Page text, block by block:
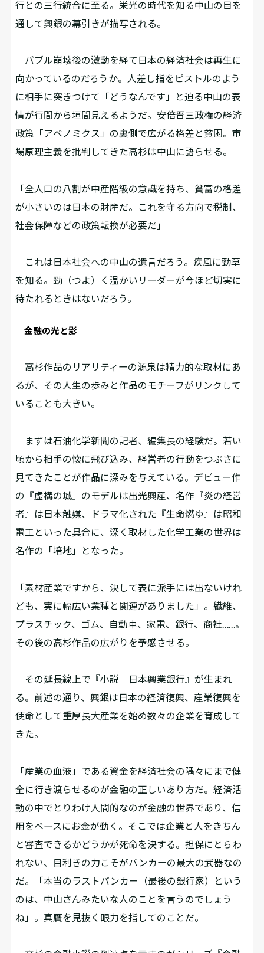
行との三行統合に至る。栄光の時代を知る中山の目を
通して興銀の幕引きが描写される。
バブル崩壊後の激動を経て日本の経済社会は再生に
向かっているのだろうか。人差し指をピストルのよう
に相手に突きつけて「どうなんです」と迫る中山の表
情が行間から垣間見えるようだ。安倍晋三政権の経済
政策「アベノミクス」の裏側で広がる格差と貧困。市
場原理主義を批判してきた高杉は中山に語らせる。
「全人口の八割が中産階級の意識を持ち、貧富の格差
が小さいのは日本の財産だ。これを守る方向で税制、
社会保障などの政策転換が必要だ」
これは日本社会への中山の遺言だろう。疾風に勁草
を知る。勁（つよ）く温かいリーダーが今ほど切実に
待たれるときはないだろう。
金融の光と影
高杉作品のリアリティーの源泉は精力的な取材にあ
るが、その人生の歩みと作品のモチーフがリンクして
いることも大きい。
まずは石油化学新聞の記者、編集長の経験だ。若い
頃から相手の懐に飛び込み、経営者の行動をつぶさに
見てきたことが作品に深みを与えている。デビュー作
の『虚構の城』のモデルは出光興産、名作『炎の経営
者』は日本触媒、ドラマ化された『生命燃ゆ』は昭和
電工といった具合に、深く取材した化学工業の世界は
名作の「培地」となった。
「素材産業ですから、決して表に派手には出ないけれ
ども、実に幅広い業種と関連がありました」。繊維、
プラスチック、ゴム、自動車、家電、銀行、商社……。
その後の高杉作品の広がりを予感させる。
その延長線上で『小説 日本興業銀行』が生まれ
る。前述の通り、興銀は日本の経済復興、産業復興を
使命として重厚長大産業を始め数々の企業を育成して
きた。
「産業の血液」である資金を経済社会の隅々にまで健
全に行き渡らせるのが金融の正しいあり方だ。経済活
動の中でとりわけ人間的なのが金融の世界であり、信
用をベースにお金が動く。そこでは企業と人をきちん
と審査できるかどうかが死命を決する。担保にとらわ
れない、目利きの力こそがバンカーの最大の武器なの
だ。「本当のラストバンカー（最後の銀行家）という
のは、中山さんみたいな人のことを言うのでしょう
ね」。真贋を見抜く眼力を指してのことだ。